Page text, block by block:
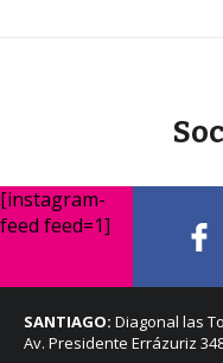
[instagram-
feed feed=1]
SANTIAGO: Diagonal las
Av. Presidente Errázuriz